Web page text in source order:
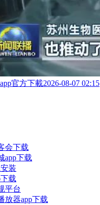
官方下載2026-08-07 02:15
会下载
app下载
装
载
平台
放器app下载